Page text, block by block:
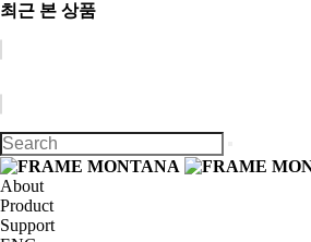
최근 본 상품
About
Product
Support